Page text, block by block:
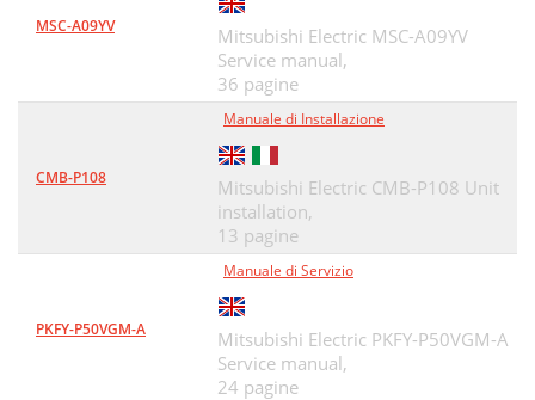
MSC-A09YV
Mitsubishi Electric MSC-A09YV
Service manual,
36 pagine
CMB-P108
Manuale di Installazione
Mitsubishi Electric CMB-P108 Unit
installation,
13 pagine
PKFY-P50VGM-A
Manuale di Servizio
Mitsubishi Electric PKFY-P50VGM-A
Service manual,
24 pagine